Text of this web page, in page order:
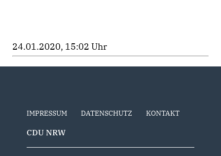
24.01.2020, 15:02 Uhr
IMPRESSUM DATENSCHUTZ KONTAKT
CDU NRW